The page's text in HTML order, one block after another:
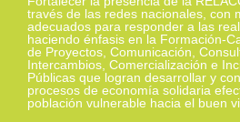
través de las redes nacionales, con
adecuados para responder a las
haciendo énfasis en la Formación-
de Proyectos, Comunicación,
Intercambios, Comercialización e
Públicas que logran desarrollar y
procesos de economía solidaria
población vulnerable hacia el buen